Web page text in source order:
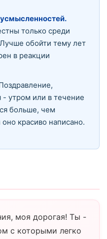
только среди
обойти тему лет
в реакции
- утром или в течение
больше, чем
красиво написано.
моя дорогая! Ты -
с которыми легко